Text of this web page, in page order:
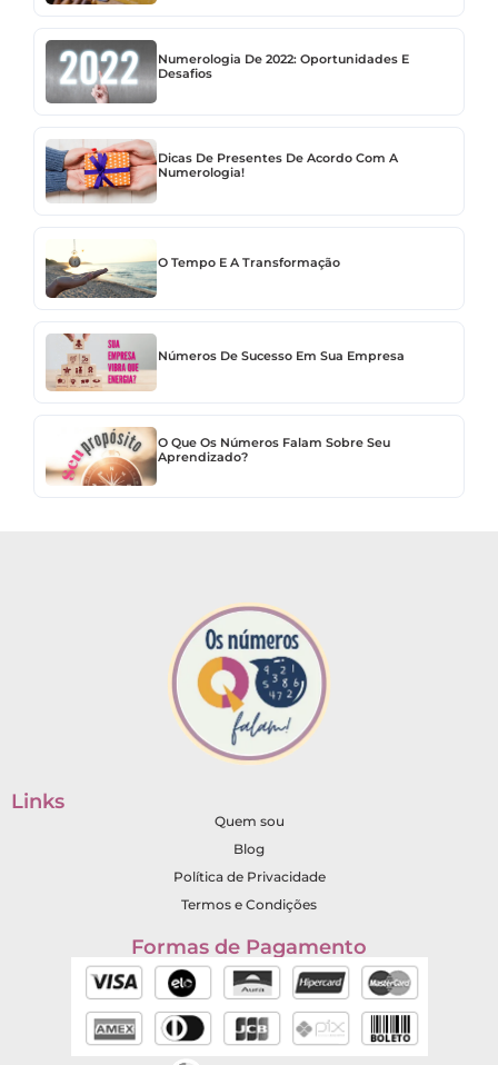
Numerologia De 2022: Oportunidades E
Desafios
Dicas De Presentes De Acordo Com A
Numerologia!
O Tempo E A Transformação
Números De Sucesso Em Sua Empresa
O Que Os Números Falam Sobre Seu
Aprendizado?
Links
Quem sou
Blog
Política de Privacidade
Termos e Condições
Formas de Pagamento